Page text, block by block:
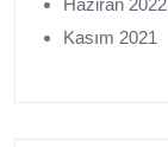
Haziran 2022
Kasım 2021